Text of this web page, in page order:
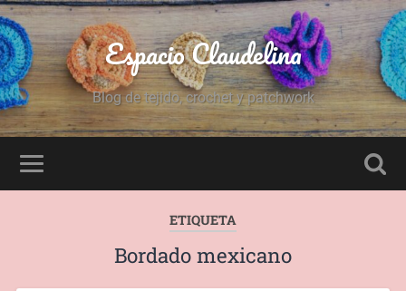
Espacio Claudelina
Blog de tejido, crochet y patchwork
ETIQUETA
Bordado mexicano